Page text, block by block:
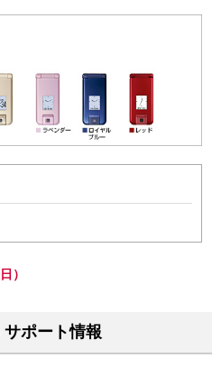
）
ポート情報